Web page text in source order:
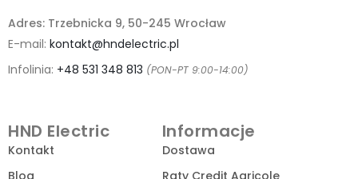
Adres: Trzebnicka 9, 50-245 Wrocław
E-mail: kontakt@hndelectric.pl
Infolinia: +48 531 348 813 (PON-PT 9:00-14:00)
HND Electric
Kontakt
Blog
Informacje
Dostawa
Raty Credit Agricole